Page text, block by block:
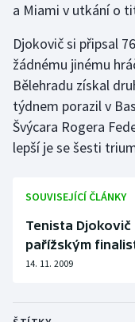
Krasobruslení
Lezení
Lyže a snowboard
Moderní pětiboj
Olympijské hry
Parasport
Plážový volejbal
a Miami v utkání o
Djokovič si připsal
žádnému jinému
Bělehradu získal
týdnem porazil v
Švýcara Rogera
lepší je se šesti
SOUVISEJÍCÍ ČLÁNKY
Tenista Djokovič
pařížským
14. 11. 2009